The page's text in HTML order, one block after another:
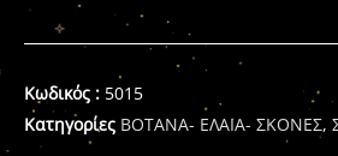
Κωδικός : 5015
Κατηγορίες ΒΟΤΑΝΑ- ΕΛΑΙΑ- ΣΚΟΝΕΣ,